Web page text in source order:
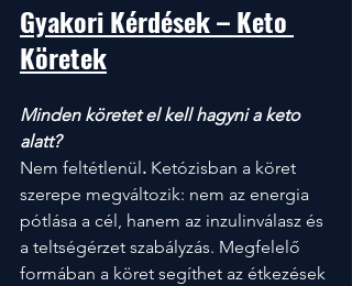
Gyakori Kérdések – Keto
Köretek
Minden köretet el kell hagyni a keto
alatt?
Nem feltétlenül. Ketózisban a köret
szerepe megváltozik: nem az energia
pótlása a cél, hanem az inzulinválasz és
a teltségérzet szabályzás. Megfelelő
formában a köret segíthet az étkezések